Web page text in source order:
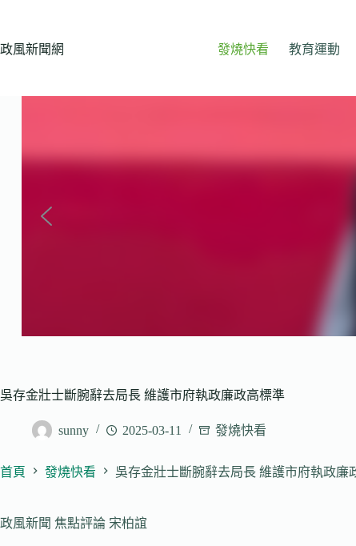
主
政風新聞網 發燒快看 教育運動
吳存金壯士斷腕辭去局長 維護市府執政廉政高標準
sunny 2025-03-11 發燒快看
首頁 發燒快看 吳存金壯士斷腕辭去局長 維護市府執政廉
政風新聞 焦點評論 宋柏誼